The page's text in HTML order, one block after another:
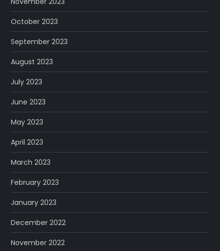
October 2023
September 2023
August 2023
July 2023
June 2023
May 2023
April 2023
March 2023
February 2023
January 2023
December 2022
November 2022